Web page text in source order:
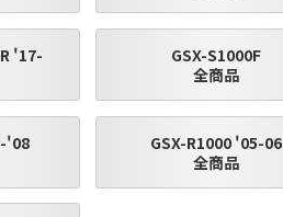
'17-
GSX-S1000F
全商品
'08
GSX-R1000 '05-06
全商品